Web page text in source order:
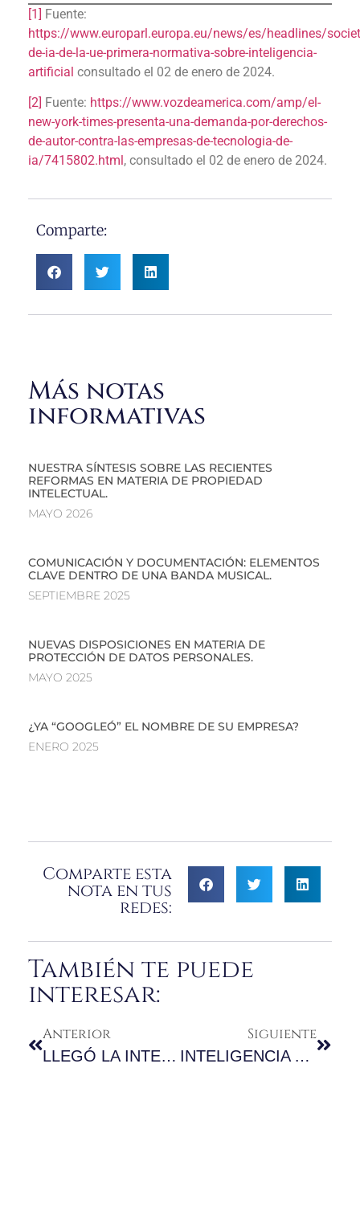
[1] Fuente:
https://www.europarl.europa.eu/news/es/headlines/
de-ia-de-la-ue-primera-normativa-sobre-inteligencia-
artificial consultado el 02 de enero de 2024.
[2] Fuente: https://www.vozdeamerica.com/amp/el-
new-york-times-presenta-una-demanda-por-derechos-
de-autor-contra-las-empresas-de-tecnologia-de-
ia/7415802.html, consultado el 02 de enero de 2024.
Comparte:
Más notas
informativas
NUESTRA SÍNTESIS SOBRE LAS RECIENTES
REFORMAS EN MATERIA DE PROPIEDAD
INTELECTUAL.
MAYO 2026
COMUNICACIÓN Y DOCUMENTACIÓN: ELEMENTOS
CLAVE DENTRO DE UNA BANDA MUSICAL.
SEPTIEMBRE 2025
NUEVAS DISPOSICIONES EN MATERIA DE
PROTECCIÓN DE DATOS PERSONALES.
MAYO 2025
¿YA “GOOGLEÓ” EL NOMBRE DE SU EMPRESA?
ENERO 2025
Comparte esta
nota en tus
redes:
También te puede
interesar:
Anterior
LLEGÓ LA INTELIGENCIA ARTIFICIAL ¿ESTAMOS LISTOS?
Siguiente
INTELIGENCIA ARTIFICIAL: EL DEBATE CONTINÚA …